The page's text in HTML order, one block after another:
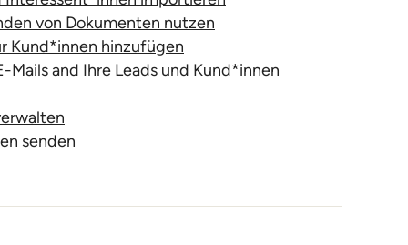
von Dokumenten nutzen
Kund*innen hinzufügen
and Ihre Leads und Kund*innen
senden